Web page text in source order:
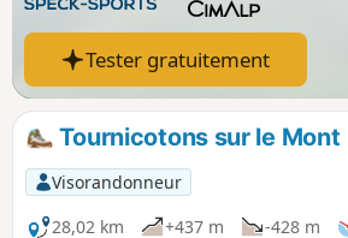
Tester gratuitement
Tournicotons sur le Mont
Visorandonneur
28,02 km
+437 m -428 m